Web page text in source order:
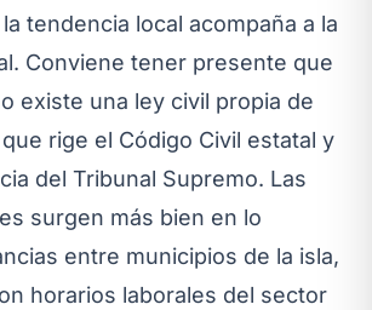
tendencia local acompaña a la
Conviene tener presente que
existe una ley civil propia de
rige el Código Civil estatal y
del Tribunal Supremo. Las
surgen más bien en lo
entre municipios de la isla,
horarios laborales del sector